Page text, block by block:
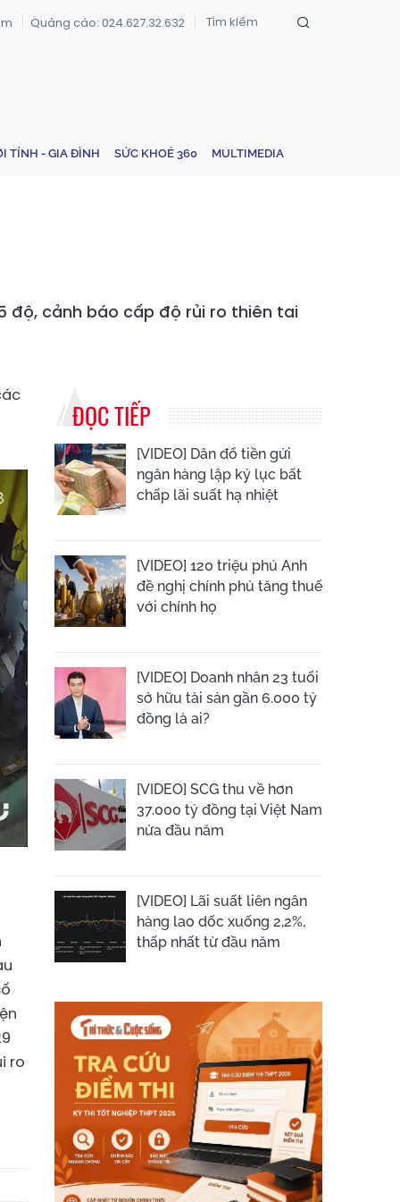
Quảng cáo: 024.627.32.632
TÍNH - GIA ĐÌNH SỨC KHOẺ 360 MULTIMEDIA
độ, cảnh báo cấp độ rủi ro thiên tai
ro
ĐỌC TIẾP
[VIDEO] Dân đổ tiền gửi
ngân hàng lập kỷ lục bất
chấp lãi suất hạ nhiệt
[VIDEO] 120 triệu phú Anh
đề nghị chính phủ tăng thuế
với chính họ
[VIDEO] Doanh nhân 23 tuổi
sở hữu tài sản gần 6.000 tỷ
đồng là ai?
[VIDEO] SCG thu về hơn
37.000 tỷ đồng tại Việt Nam
nửa đầu năm
[VIDEO] Lãi suất liên ngân
hàng lao dốc xuống 2,2%,
thấp nhất từ đầu năm